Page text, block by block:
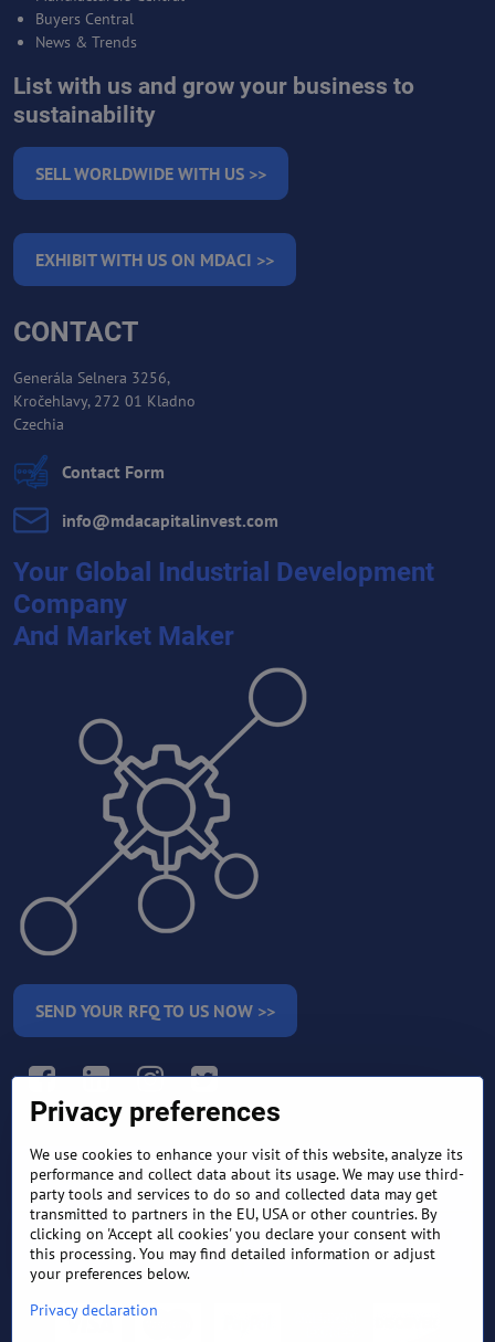
Buyers Central
News & Trends
List with us and grow your business to
sustainability
SELL WORLDWIDE WITH US >>
EXHIBIT WITH US ON MDACI >>
CONTACT
Generála Selnera 3256,
Kročehlavy, 272 01 Kladno
Czechia
Contact Form
info​@mdacapitalinvest​.com
Your Global Industrial Development
Company
And Market Maker
SEND YOUR RFQ TO US NOW >>
TERMS AND CONDITIONS
RETURN AND REFUND
POLICY
FREQUENTLY ASKED
QUESTIONS
EXPORT FINANCE & LETTER
OF CREDIT
Privacy preferences
We use cookies to enhance your visit of this website, analyze its
performance and collect data about its usage. We may use third-
party tools and services to do so and collected data may get
transmitted to partners in the EU, USA or other countries. By
clicking on 'Accept all cookies' you declare your consent with
this processing. You may find detailed information or adjust
your preferences below.
Privacy declaration